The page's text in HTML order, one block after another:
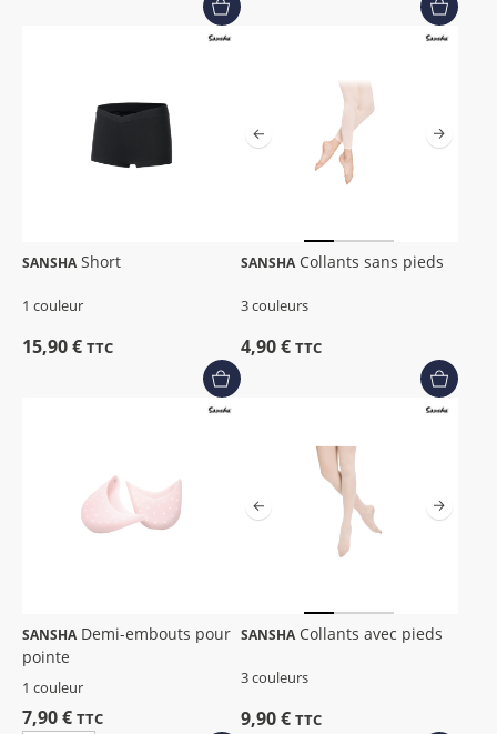
SANSHA Short
1 couleur
15,90 € TTC
SANSHA Collants sans pieds
3 couleurs
4,90 € TTC
SANSHA
pointe
1 couleur
7,90 € TTC
SANSHA Collants avec pieds
3 couleurs
9,90 € TTC